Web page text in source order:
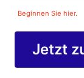
Beginnen Sie hier.
Jetzt